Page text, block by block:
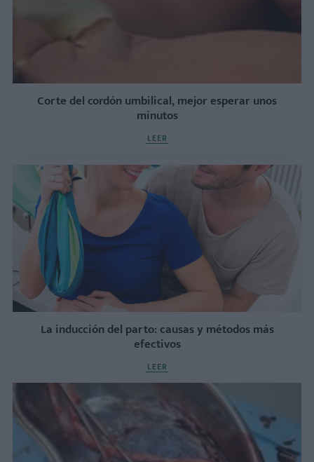
Corte del cordón umbilical, mejor esperar unos
minutos
LEER
La inducción del parto: causas y métodos más
efectivos
LEER